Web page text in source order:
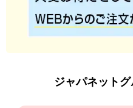
ジャパネット